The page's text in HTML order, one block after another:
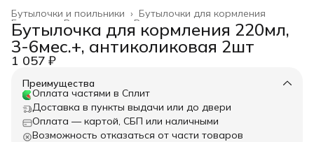
Бутылочки для кормления
Бутылочки и поильники ›
Все для кормления
Все товары
Главная
Бутылочка для кормления 220мл,
3-6мес.+, антиколиковая 2шт
1 057 ₽
Преимущества
Оплата частями в Сплит
Доставка в пункты выдачи или до двери
Оплата — картой, СБП или наличными
Возможность отказаться от части товаров